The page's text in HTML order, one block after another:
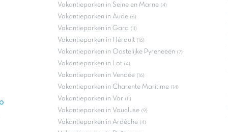
Vakantieparken in Seine en Marne (4)
Vakantieparken in Aude (6)
Vakantieparken in Gard (11)
Vakantieparken in Hérault (16)
Vakantieparken in Oostelijke Pyreneeën (7)
Vakantieparken in Lot (4)
Vakantieparken in Vendée (16)
Vakantieparken in Charente Maritime (14)
Vakantieparken in Var (11)
Vakantieparken in Vaucluse (9)
Vakantieparken in Ardèche (4)